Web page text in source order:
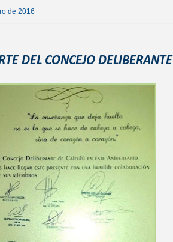
de 2016
DEL CONCEJO DELIBERANTE